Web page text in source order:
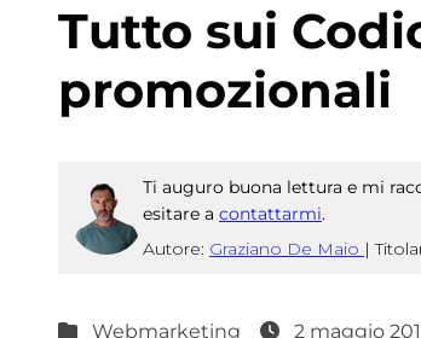
Tutto sui
promozionali
Ti auguro buona lettura e mi
esitare a contattarmi.
Autore: Graziano De Maio |
Webmarketing 2 maggio